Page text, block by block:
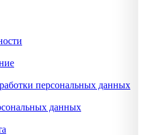
персональных данных
данных